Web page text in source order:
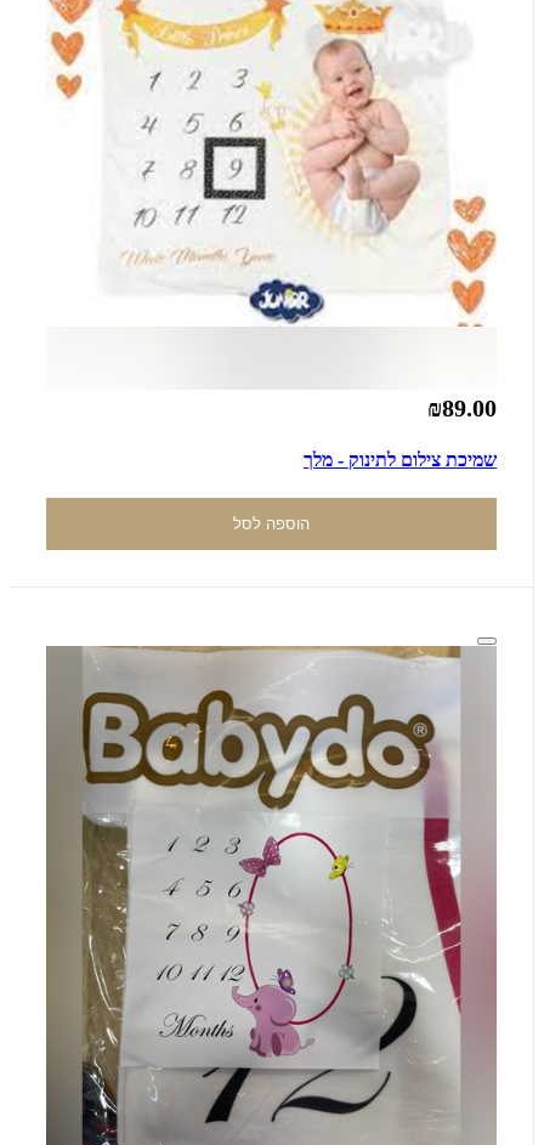
₪89.00
שמיכת צילום לתינוק - מלך
הוספה לסל